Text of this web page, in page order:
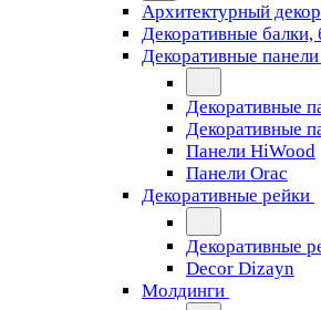
Архитектурный декор
Декоративные балки,
Декоративные панели
Декоративные
Декоративные
Панели HiWood
Панели Orac
Декоративные рейки
Декоративные
Decor Dizayn
Молдинги